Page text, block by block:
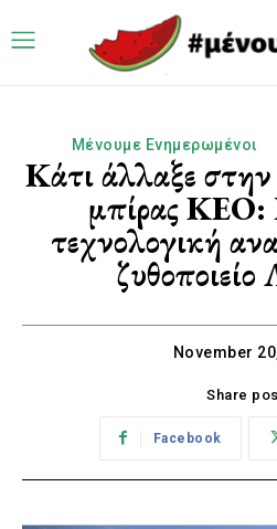
Μένουμε Ενημερωμένοι
Κάτι άλλαξε
μπίρας ΚΕΟ:
τεχνολογική
ζυθοποιείο
November
Share
Facebook